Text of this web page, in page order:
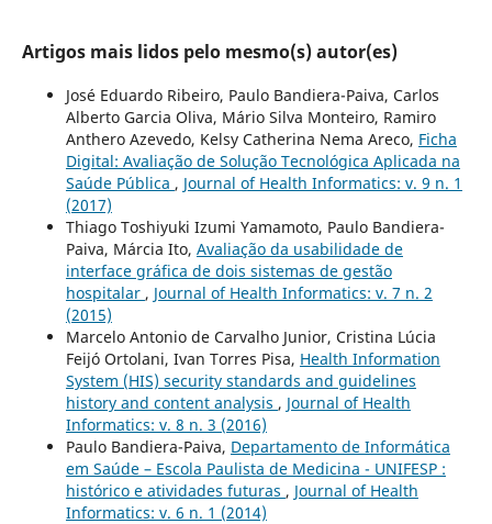
Artigos mais lidos pelo mesmo(s) autor(es)
José Eduardo Ribeiro, Paulo Bandiera-Paiva, Carlos
Alberto Garcia Oliva, Mário Silva Monteiro, Ramiro
Anthero Azevedo, Kelsy Catherina Nema Areco, Ficha
Digital: Avaliação de Solução Tecnológica Aplicada na
Saúde Pública , Journal of Health Informatics: v. 9 n. 1
(2017)
Thiago Toshiyuki Izumi Yamamoto, Paulo Bandiera-
Paiva, Márcia Ito, Avaliação da usabilidade de
interface gráfica de dois sistemas de gestão
hospitalar , Journal of Health Informatics: v. 7 n. 2
(2015)
Marcelo Antonio de Carvalho Junior, Cristina Lúcia
Feijó Ortolani, Ivan Torres Pisa, Health Information
System (HIS) security standards and guidelines
history and content analysis , Journal of Health
Informatics: v. 8 n. 3 (2016)
Paulo Bandiera-Paiva, Departamento de Informática
em Saúde – Escola Paulista de Medicina - UNIFESP :
histórico e atividades futuras , Journal of Health
Informatics: v. 6 n. 1 (2014)